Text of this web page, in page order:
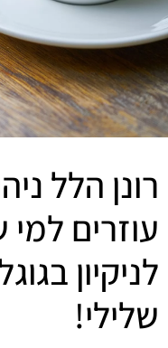
רונן הלל
עוזרים
לניקיון
שלילי!